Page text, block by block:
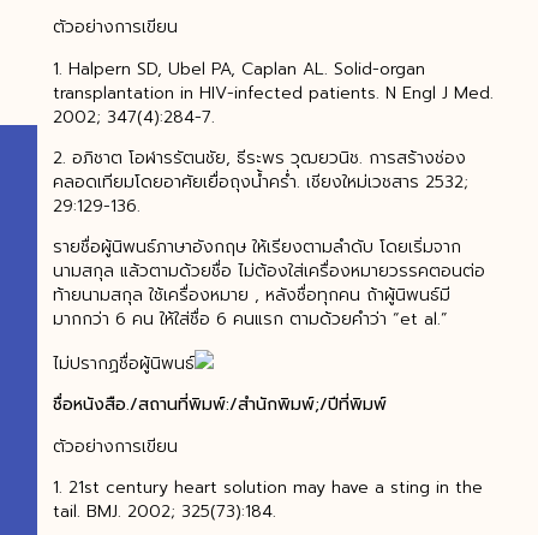
ตัวอย่างการเขียน
1. Halpern SD, Ubel PA, Caplan AL. Solid-organ
transplantation in HIV-infected patients. N Engl J Med.
2002; 347(4):284-7.
2. อภิชาต โอฬารรัตนชัย, ธีระพร วุฒยวนิช. การสร้างช่อง
คลอดเทียมโดยอาศัยเยื่อถุงน้ำคร่ำ. เชียงใหม่เวชสาร 2532;
29:129-136.
รายชื่อผู้นิพนธ์ภาษาอังกฤษ ให้เรียงตามลำดับ โดยเริ่มจาก
นามสกุล แล้วตามด้วยชื่อ ไม่ต้องใส่เครื่องหมายวรรคตอนต่อ
ท้ายนามสกุล ใช้เครื่องหมาย , หลังชื่อทุกคน ถ้าผู้นิพนธ์มี
มากกว่า 6 คน ให้ใส่ชื่อ 6 คนแรก ตามด้วยคำว่า “et al.”
ไม่ปรากฏชื่อผู้นิพนธ์
ชื่อหนังสือ./สถานที่พิมพ์:/สำนักพิมพ์;/ปีที่พิมพ์
ตัวอย่างการเขียน
1. 21st century heart solution may have a sting in the
tail. BMJ. 2002; 325(73):184.